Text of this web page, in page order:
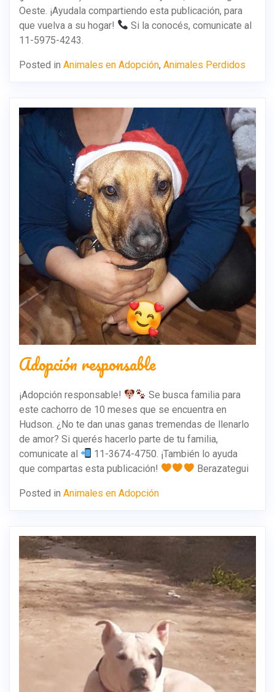
Oeste. ¡Ayudala compartiendo esta publicación, para
que vuelva a su hogar!
Si la conocés, comunicate al
11-5975-4243.
Posted in Animales en Adopción, Animales Perdidos
Adopción responsable
¡Adopción responsable!
Se busca familia para
este cachorro de 10 meses que se encuentra en
Hudson. ¿No te dan unas ganas tremendas de llenarlo
de amor? Si querés hacerlo parte de tu familia,
comunicate al
11-3674-4750. ¡También lo ayuda
que compartas esta publicación!
Berazategui
Posted in Animales en Adopción